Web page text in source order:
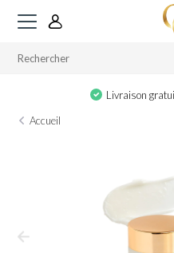
Livraison
Accueil